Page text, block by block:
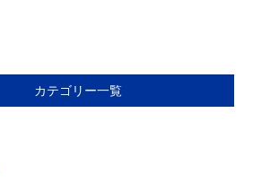
カテゴリー一覧